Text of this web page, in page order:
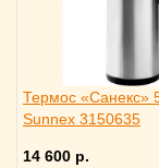
Термос «Санекс»
Sunnex 3150635
14 600 р.